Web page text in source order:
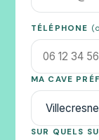
TÉLÉPHONE
MA CAVE
SUR QUELS